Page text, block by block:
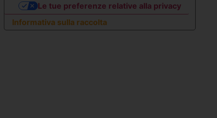
Informativa sulla raccolta
Le tue preferenze relative alla privacy